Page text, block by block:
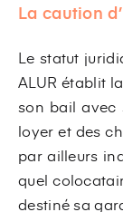
La caution
Le statut
ALUR établit
son bail avec
loyer et des
par ailleurs
quel
destiné sa